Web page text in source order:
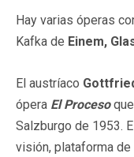
Hay varias óperas
Kafka de Einem,
El austríaco
ópera El Proceso
Salzburgo de 1953.
visión, plataforma de